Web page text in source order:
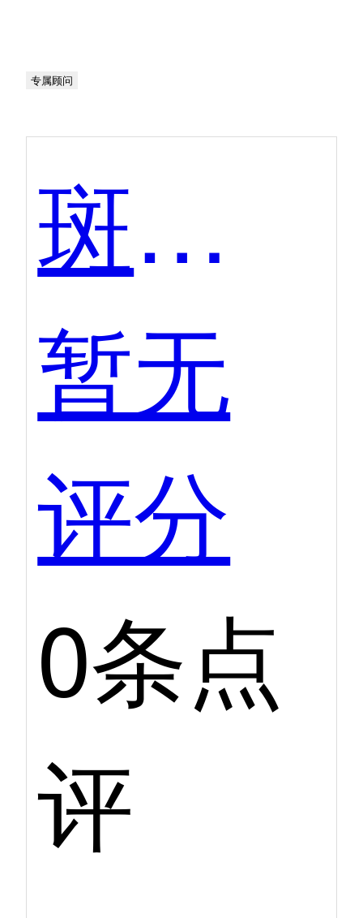
专属顾问
斑马AI学
暂无
评分
0条点
评